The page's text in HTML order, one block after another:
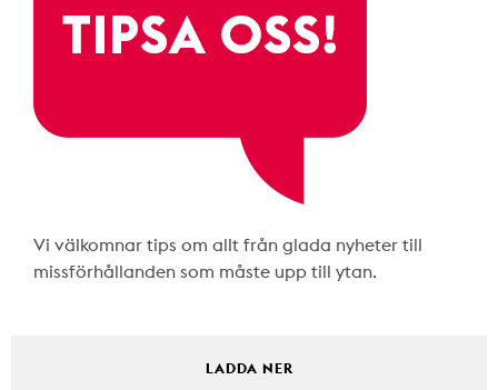
Vi välkomnar tips om allt från glada nyheter till
missförhållanden som måste upp till ytan.
LADDA NER